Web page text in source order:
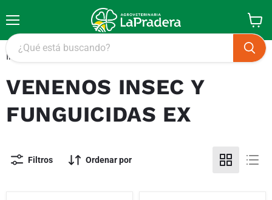
Ver
carrito
Inicio
VENENOS INSEC Y
FUNGUICIDAS EX
Filtros Ordenar por